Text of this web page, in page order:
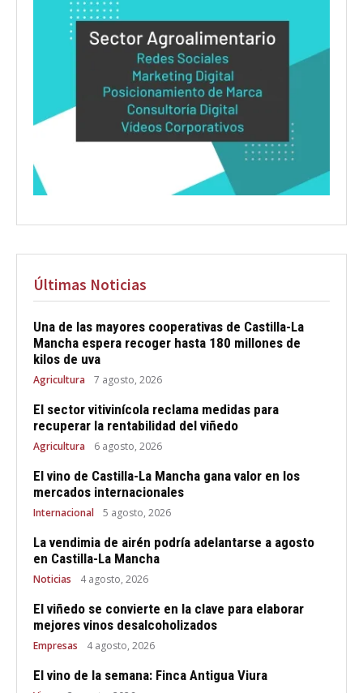
Últimas Noticias
Una de las mayores cooperativas de Castilla-La
Mancha espera recoger hasta 180 millones de
kilos de uva
Agricultura 7 agosto, 2026
El sector vitivinícola reclama medidas para
recuperar la rentabilidad del viñedo
Agricultura 6 agosto, 2026
El vino de Castilla-La Mancha gana valor en los
mercados internacionales
Internacional 5 agosto, 2026
La vendimia de airén podría adelantarse a agosto
en Castilla-La Mancha
Noticias 4 agosto, 2026
El viñedo se convierte en la clave para elaborar
mejores vinos desalcoholizados
Empresas 4 agosto, 2026
El vino de la semana: Finca Antigua Viura